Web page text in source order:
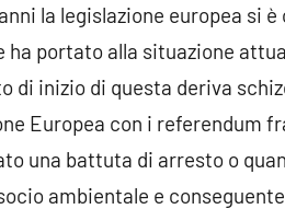
la legislazione europea si
ha portato alla situazione
di inizio di questa deriva
Europea con i referendum
una battuta di arresto o
ambientale e